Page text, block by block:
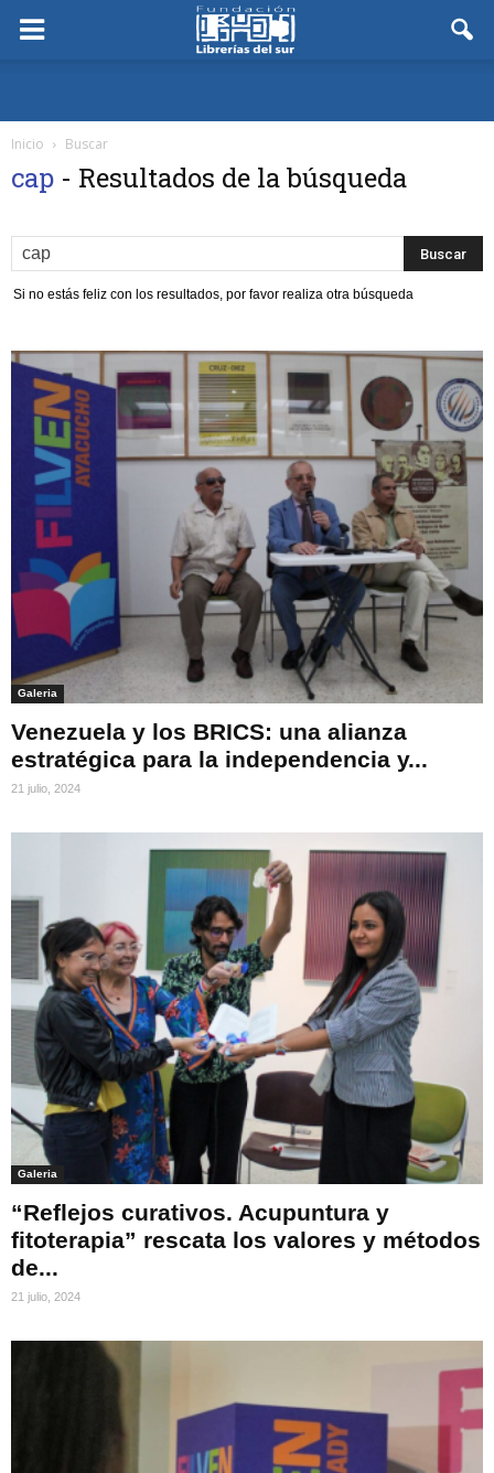
Inicio Buscar
cap - Resultados de la búsqueda
Si no estás feliz con los resultados, por favor realiza otra búsqueda
Galeria
Venezuela y los BRICS: una alianza
estratégica para la independencia y...
21 julio, 2024
Galeria
“Reflejos curativos. Acupuntura y
fitoterapia” rescata los valores y métodos
de...
21 julio, 2024